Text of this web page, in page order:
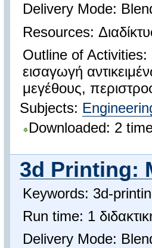
Delivery Mode:
Resources:
Outline of Activities:
εισαγωγή
μεγέθους,
Subjects:
Downloaded: 2
3d Printing:
Keywords: 3d-
Run time: 1
Delivery Mode: